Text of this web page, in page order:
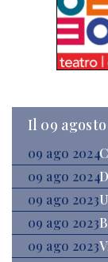
Il 09 agosto
09 ago 2024
09 ago 2024
09 ago 2023
09 ago 2023
09 ago 2023